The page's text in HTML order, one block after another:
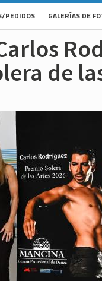
PEDIDOS GALERÍAS DE
de